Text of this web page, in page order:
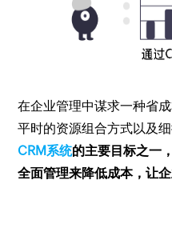
在企业管理中谋求一种省
平时的资源组合方式以及
CRM系统的主要目标之一
全面管理来降低成本，让